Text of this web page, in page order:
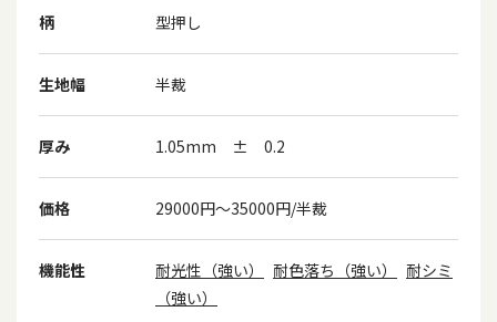
柄 型押し
生地幅 半裁
厚み 1.05mm ± 0.2
価格 29000円～35000円/半裁
機能性 耐光性（強い） 耐色落ち（強い）
耐シミ
（強い）